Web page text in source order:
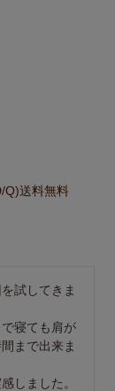
Q)送料無料
試してきま
寝ても肩が
まで出来ま
しました。